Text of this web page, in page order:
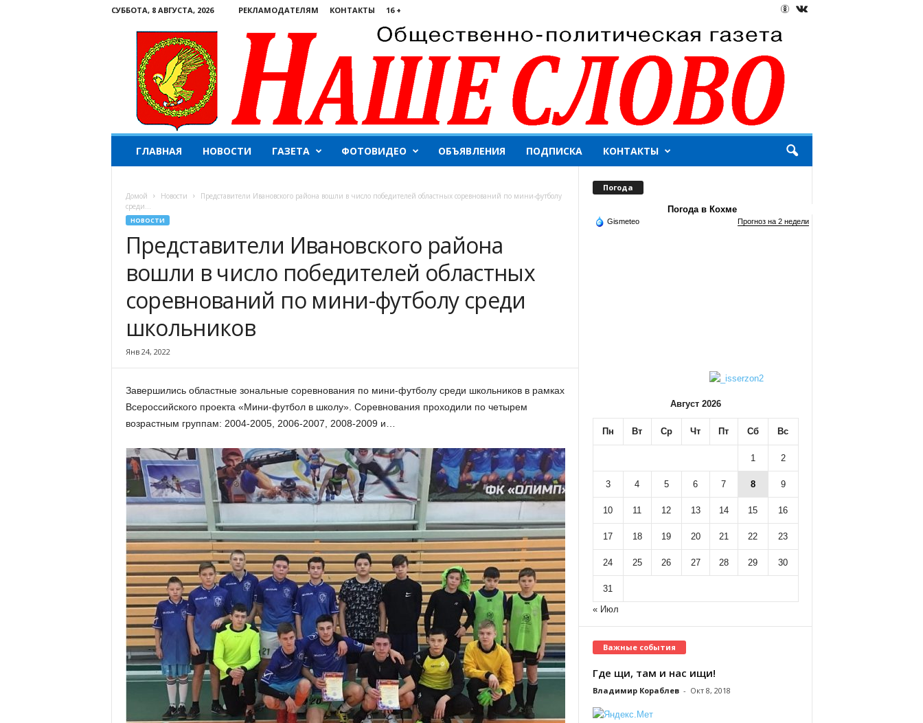
СУББОТА, 8 АВГУСТА, 2026 РЕКЛАМОДАТЕЛЯМ КОНТАКТЫ 16 +
ш
И
ГЛАВНАЯ НОВОСТИ ГАЗЕТА ФОТОВИДЕО ОБЪЯВЛЕНИЯ ПОДПИСКА КОНТАКТЫ
Домой Новости
Представители Ивановского района вошли в число победителей областных соревнований по мини-футболу
среди...
НОВОСТИ
Представители Ивановского района
вошли в число победителей областных
соревнований по мини-футболу среди
школьников
Янв 24, 2022
Завершились областные зональные соревнования по мини-футболу среди школьников в рамках
Всероссийского проекта «Мини-футбол в школу». Соревнования проходили по четырем
возрастным группам: 2004-2005, 2006-2007, 2008-2009 и…
Погода
Погода в Кохме
Gismeteo Прогноз на 2 недели
Август 2026
Пн Вт Ср Чт Пт Сб Вс
1 2
3 4 5 6 7 8 9
10 11 12 13 14 15 16
17 18 19 20 21 22 23
24 25 26 27 28 29 30
31
« Июл
Важные события
Где щи, там и нас ищи!
Владимир Кораблев - Окт 8, 2018